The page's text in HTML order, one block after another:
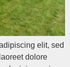
elit, sed
dolore